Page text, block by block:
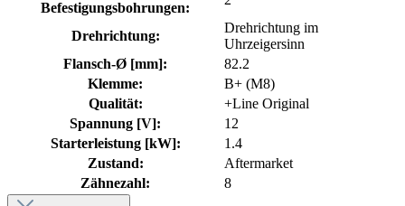
Befestigungsbohrungen:
Drehrichtung:
Drehrichtung im
Uhrzeigersinn
Flansch-Ø [mm]:
82.2
Klemme:
B+ (M8)
Qualität:
+Line Original
Spannung [V]:
12
Starterleistung [kW]:
1.4
Zustand:
Aftermarket
Zähnezahl:
8